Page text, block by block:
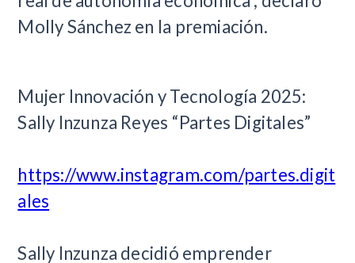
Molly Sánchez en la premiación.
Mujer Innovación y Tecnología 2025:
Sally Inzunza Reyes “Partes Digitales”
https://www.instagram.com/partes.digit
ales
Sally Inzunza decidió emprender